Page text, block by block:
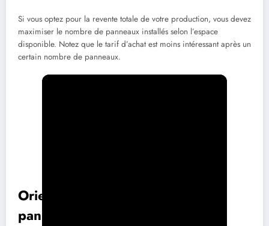
Si vous optez pour la revente totale de votre production, vous devez
maximiser le nombre de panneaux installés selon l’espace
disponible. Notez que le tarif d’achat est moins intéressant après un
certain nombre de panneaux.
Orientation et inclinaison des
panneaux